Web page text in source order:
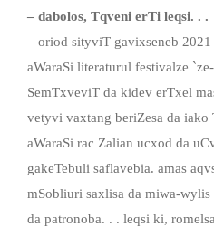
– dabolos, Tqveni erTi leqsi. . .
– oriod sityviT gavixseneb 2021
aWaraSi literaturul festivalze
SemTxveviT da kidev erTxel
vetyvi vaxtang beriZesa da iako
aWaraSi rac Zalian ucxod da
gakeTebuli saflavebia. amas
mSobliuri saxlisa da miwa-
da patronoba. . . leqsi ki,